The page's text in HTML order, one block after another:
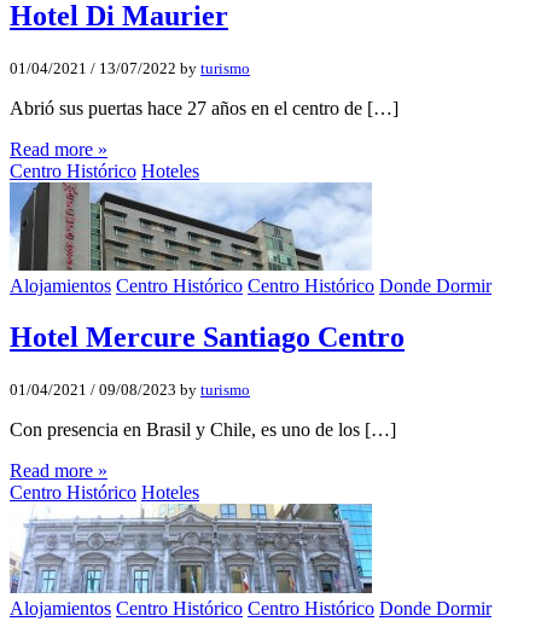
Hotel Di Maurier
01/04/2021 / 13/07/2022 by turismo
Abrió sus puertas hace 27 años en el centro de […]
Read more »
Centro Histórico Hoteles
Alojamientos Centro Histórico Centro Histórico Donde Dormir
Hotel Mercure Santiago Centro
01/04/2021 / 09/08/2023 by turismo
Con presencia en Brasil y Chile, es uno de los […]
Read more »
Centro Histórico Hoteles
Alojamientos Centro Histórico Centro Histórico Donde Dormir